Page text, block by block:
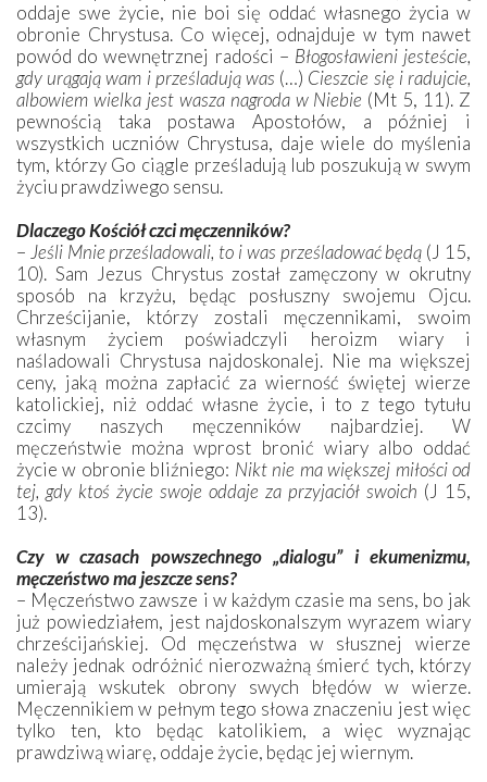
oddaje swe życie, nie boi się oddać własnego życia w
obronie Chrystusa. Co więcej, odnajduje w tym nawet
powód do wewnętrznej radości – Błogosławieni jesteście,
gdy urągają wam i prześladują was (…) Cieszcie się i radujcie,
albowiem wielka jest wasza nagroda w Niebie (Mt 5, 11). Z
pewnością taka postawa Apostołów, a później i
wszystkich uczniów Chrystusa, daje wiele do myślenia
tym, którzy Go ciągle prześladują lub poszukują w swym
życiu prawdziwego sensu.
Dlaczego Kościół czci męczenników?
– Jeśli Mnie prześladowali, to i was prześladować będą (J 15,
10). Sam Jezus Chrystus został zamęczony w okrutny
sposób na krzyżu, będąc posłuszny swojemu Ojcu.
Chrześcijanie, którzy zostali męczennikami, swoim
własnym życiem poświadczyli heroizm wiary i
naśladowali Chrystusa najdoskonalej. Nie ma większej
ceny, jaką można zapłacić za wierność świętej wierze
katolickiej, niż oddać własne życie, i to z tego tytułu
czcimy naszych męczenników najbardziej. W
męczeństwie można wprost bronić wiary albo oddać
życie w obronie bliźniego: Nikt nie ma większej miłości od
tej, gdy ktoś życie swoje oddaje za przyjaciół swoich (J 15,
13).
Czy w czasach powszechnego „dialogu” i ekumenizmu,
męczeństwo ma jeszcze sens?
– Męczeństwo zawsze i w każdym czasie ma sens, bo jak
już powiedziałem, jest najdoskonalszym wyrazem wiary
chrześcijańskiej. Od męczeństwa w słusznej wierze
należy jednak odróżnić nierozważną śmierć tych, którzy
umierają wskutek obrony swych błędów w wierze.
Męczennikiem w pełnym tego słowa znaczeniu jest więc
tylko ten, kto będąc katolikiem, a więc wyznając
prawdziwą wiarę, oddaje życie, będąc jej wiernym.